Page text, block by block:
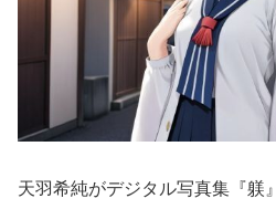
天羽希純がデジタル写真集『躾